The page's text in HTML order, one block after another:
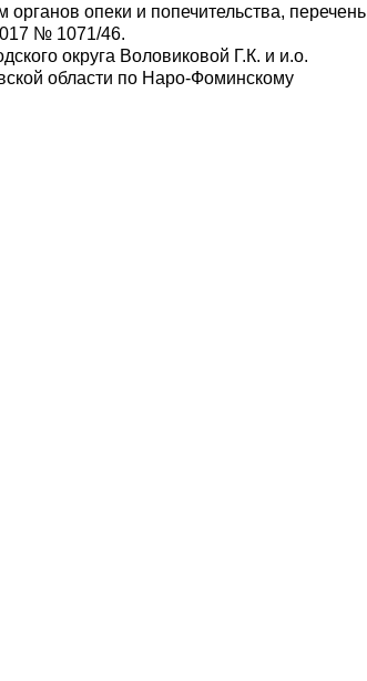
опеки и попечительства, перечень
№ 1071/46.
округа Воловиковой Г.К. и и.о.
области по Наро-Фоминскому